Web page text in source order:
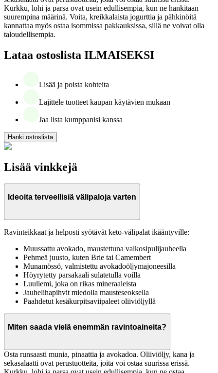
Kurkku, lohi ja parsa ovat usein edullisempia, kun ne hankitaan
suurempina määrinä. Voita, kreikkalaista jogurttia ja pähkinöitä
kannattaa myös ostaa isommissa pakkauksissa, sillä ne voivat olla
taloudellisempia.
Lataa ostoslista ILMAISEKSI
Lisää ja poista kohteita
Lajittele tuotteet kaupan käytävien mukaan
Jaa lista kumppanisi kanssa
Hanki ostoslista
Lisää vinkkejä
Ideoita terveellisiä välipaloja varten
Ravinteikkaat ja helposti syötävät keto-välipalat ikääntyville:
Muussattu avokado, maustettuna valkosipulijauheella
Pehmeä juusto, kuten Brie tai Camembert
Munamössö, valmistettu avokadoöljymajoneesilla
Höyrytetty parsakaali sulatetulla voilla
Luuliemi, joka on rikas mineraaleista
Jauhelihapihvit miedolla mausteseoksella
Paahdetut kesäkurpitsaviipaleet oliiviöljyllä
Miten saada vielä enemmän ravintoaineita?
Osta runsaasti munia, pinaattia ja avokadoa. Oliiviöljy, kana ja
sekasalaatti ovat perustuotteita, joita voi ostaa suurissa erissä.